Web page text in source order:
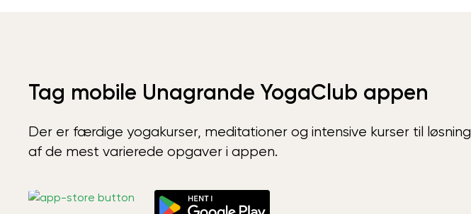
Tag mobile Unagrande YogaClub appen
Der er færdige yogakurser, meditationer og intensive kurser til løsning
af de mest varierede opgaver i appen.